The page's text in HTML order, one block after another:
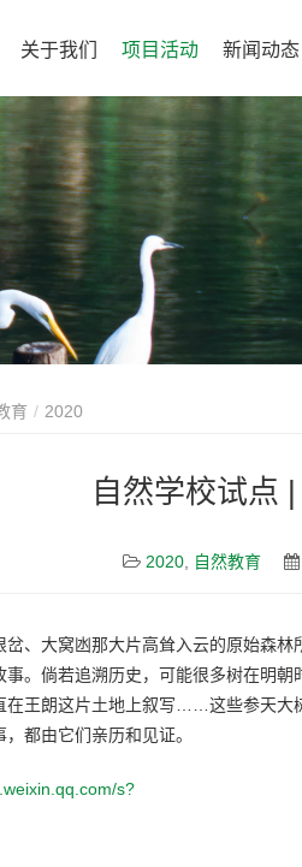
关于我们 项目活动 新闻动态
育 2020
自然学校试点
2020, 自然教育
岔、大窝凼那大片高耸入云的原始森
。倘若追溯历史，可能很多树在明
在王朗这片土地上叙写……这些参天大
都由它们亲历和见证。
s?